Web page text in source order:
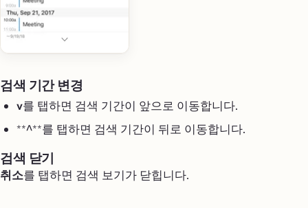
검색 기간 변경
v를 탭하면 검색 기간이 앞으로 이동합니다.
**^**를 탭하면 검색 기간이 뒤로 이동합니다.
검색 닫기
취소를 탭하면 검색 보기가 닫힙니다.